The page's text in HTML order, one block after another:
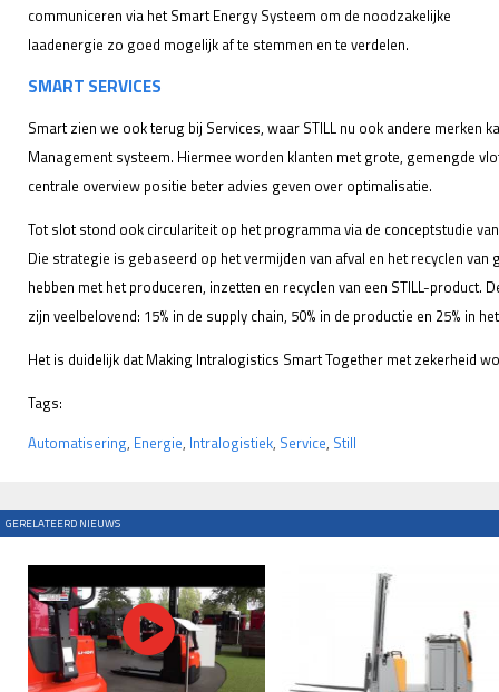
communiceren via het Smart Energy Systeem om de noodzakelijke
laadenergie zo goed mogelijk af te stemmen en te verdelen.
SMART SERVICES
Smart zien we ook terug bij Services, waar STILL nu ook andere merken
Management systeem. Hiermee worden klanten met grote, gemengde
centrale overview positie beter advies geven over optimalisatie.
Tot slot stond ook circulariteit op het programma via de conceptstudie
Die strategie is gebaseerd op het vermijden van afval en het recyclen
hebben met het produceren, inzetten en recyclen van een STILL-product.
zijn veelbelovend: 15% in de supply chain, 50% in de productie en 25% in
Het is duidelijk dat Making Intralogistics Smart Together met zekerheid
Tags:
Automatisering, Energie, Intralogistiek, Service, Still
GERELATEERD NIEUWS